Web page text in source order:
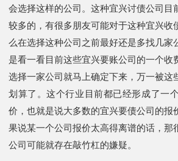
会选择这样的公司。这种宜兴讨债公司目
较多的，有很多朋友可能对于这种宜兴收
么在选择这种公司之前最好还是多找几家
是看一看目前这些宜兴要账公司的一个收
选择一家公司就马上确定下来，万一被这
划算了。这个行业目前都已经形成了一
价，也就是说大多数的宜兴要债公司的报
果说某一个公司报价太高得离谱的话，那
公司可能就存在敲竹杠的嫌疑。